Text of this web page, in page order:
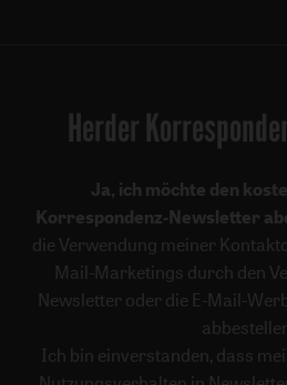
Herder
Ja, ich möchte den
Korrespondenz-Newsletter
die Verwendung meiner
Mail-Marketings durch den
Newsletter oder die E-Mail-
Ich bin einverstanden, dass